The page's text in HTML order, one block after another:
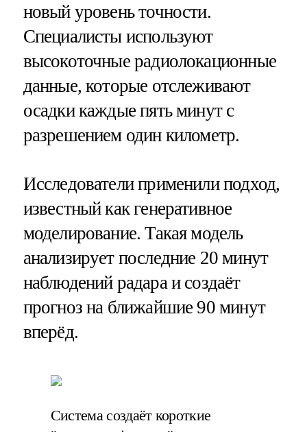
новый уровень точности.
Специалисты используют
высокоточные радиолокационные
данные, которые отслеживают
осадки каждые пять минут с
разрешением один километр.
Исследователи применили подход,
известный как генеративное
моделирование. Такая модель
анализирует последние 20 минут
наблюдений радара и создаёт
прогноз на ближайшие 90 минут
вперёд.
Система создаёт короткие